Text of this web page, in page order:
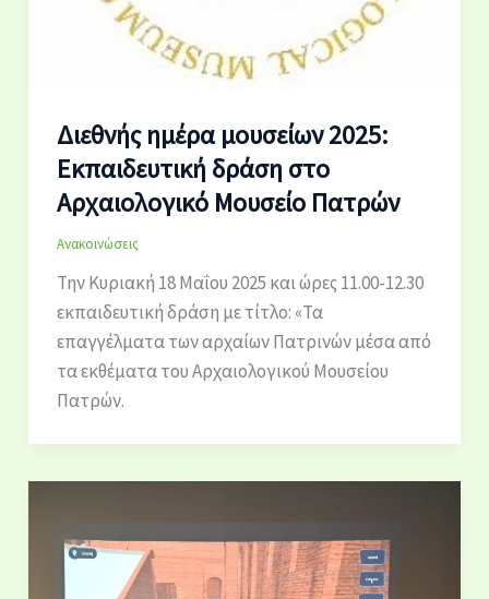
Διεθνής ημέρα μουσείων 2025:
Εκπαιδευτική δράση στο
Αρχαιολογικό Μουσείο Πατρών
Ανακοινώσεις
Την Κυριακή 18 Μαΐου 2025 και ώρες 11.00-12.30
εκπαιδευτική δράση με τίτλο: «Τα
επαγγέλματα των αρχαίων Πατρινών μέσα από
τα εκθέματα του Αρχαιολογικού Μουσείου
Πατρών.